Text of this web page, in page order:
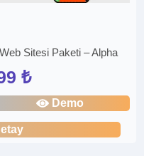
Sitesi Paketi – Alpha
₺
Demo